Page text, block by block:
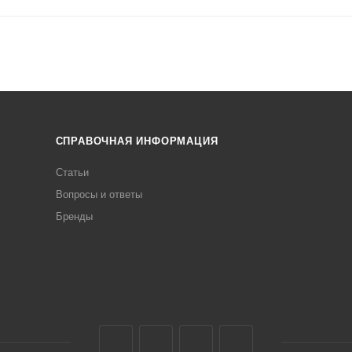
СПРАВОЧНАЯ ИНФОРМАЦИЯ
Статьи
Вопросы и ответы
Бренды